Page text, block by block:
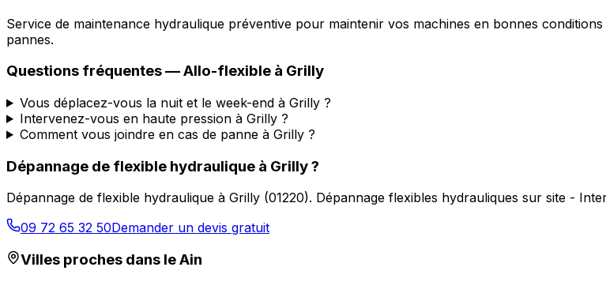
Service de maintenance hydraulique préventive pour maintenir vos machines en bonnes
pannes.
Questions fréquentes —Allo-flexible à Grilly
Vous déplacez-vous la nuit et le week-end à Grilly ?
Intervenez-vous en haute pression à Grilly ?
Comment vous joindre en cas de panne à Grilly ?
Dépannage de flexible hydraulique à Grilly?
Dépannage de flexible hydraulique à Grilly (01220). Dépannage flexibles hydrauliques sur site -
09 72 65 32 50Demander un devis gratuit
Villes proches dans leAin